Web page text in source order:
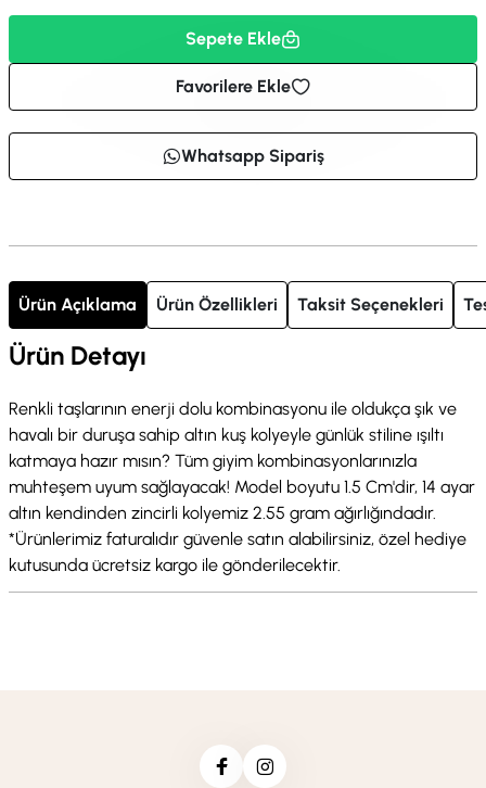
Sepete Ekle
Favorilere Ekle
Whatsapp Sipariş
Ürün Açıklama Ürün Özellikleri Taksit Seçenekleri
Ürün Detayı
Renkli taşlarının enerji dolu kombinasyonu ile oldukça şık ve
havalı bir duruşa sahip altın kuş kolyeyle günlük stiline ışıltı
katmaya hazır mısın? Tüm giyim kombinasyonlarınızla
muhteşem uyum sağlayacak! Model boyutu 1.5 Cm'dir, 14 ayar
altın kendinden zincirli kolyemiz 2.55 gram ağırlığındadır.
*Ürünlerimiz faturalıdır güvenle satın alabilirsiniz, özel hediye
kutusunda ücretsiz kargo ile gönderilecektir.